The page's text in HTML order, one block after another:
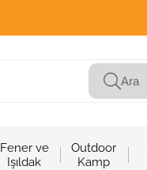
Ara
Fener ve
Işıldak
Outdoor
Kamp